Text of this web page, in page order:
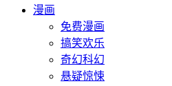
漫画
免费漫画
搞笑欢乐
奇幻科幻
悬疑惊悚